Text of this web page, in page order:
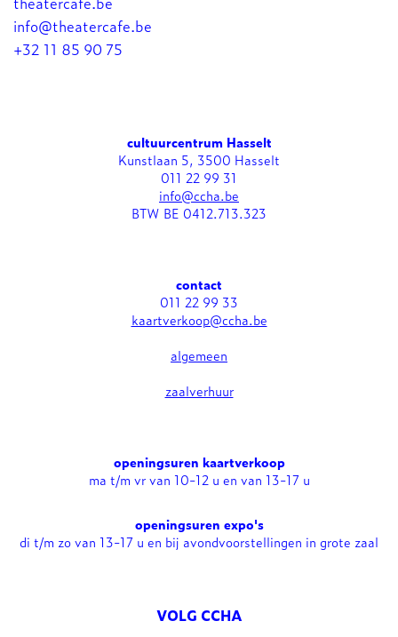
info@theatercafe.be
+32 11 85 90 75
cultuurcentrum Hasselt
Kunstlaan 5, 3500 Hasselt
011 22 99 31
info@ccha.be
BTW BE 0412.713.323
contact
011 22 99 33
kaartverkoop@ccha.be
algemeen
zaalverhuur
openingsuren kaartverkoop
ma t/m vr van 10-12 u en van 13-17 u
openingsuren expo's
di t/m zo van 13-17 u en bij avondvoorstellingen in grote zaal
VOLG CCHA